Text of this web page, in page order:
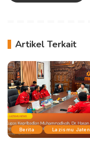
Artikel Terkait
Berita Lazismu